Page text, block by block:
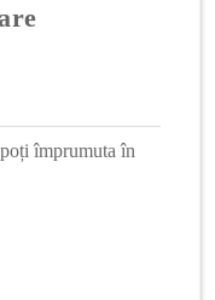
împrumuta în